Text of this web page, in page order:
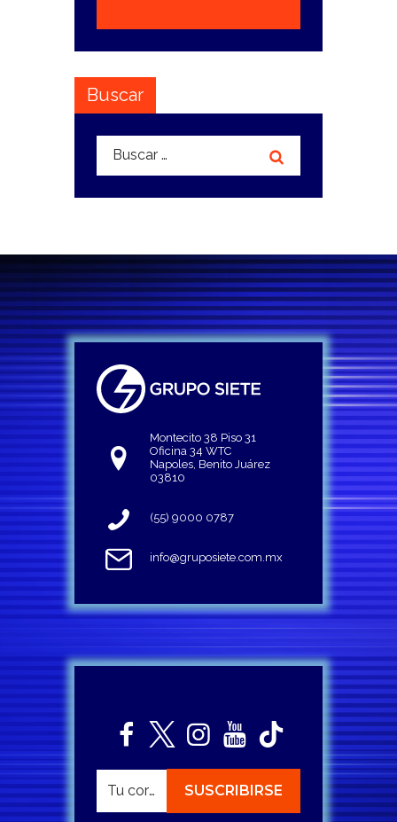
Buscar
Buscar:
Montecito 38 Piso 31
Oficina 34 WTC
Napoles, Benito Juárez
03810
(55) 9000 0787
info@gruposiete.com.mx